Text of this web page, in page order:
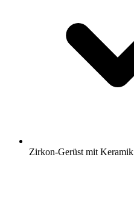
Zirkon-Gerüst mit Keramik